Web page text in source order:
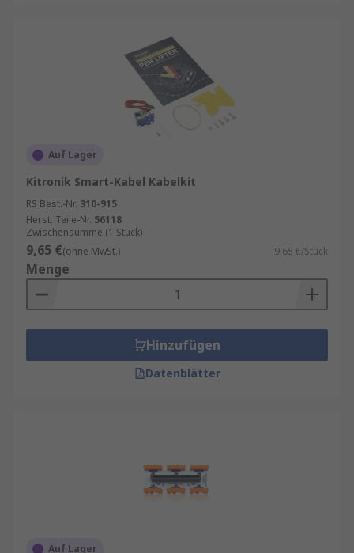
Auf Lager
Kitronik Smart-Kabel Kabelkit
RS Best.-Nr. 310-915
Herst. Teile-Nr. 56118
Zwischensumme (1 Stück)
9,65 €(ohne MwSt.) 9,65 €/Stück
Menge
Hinzufügen
Datenblätter
Auf Lager